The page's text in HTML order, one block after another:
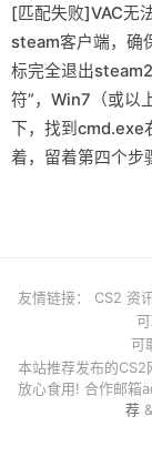
[匹配失败]VAC无
steam客户端，确
标完全退出
符”，Win7（或以
下，找到
着，留着第四个步
友情链接： CS2 资讯
可
本站推荐发布的
放心食用! 合作邮箱
荐&